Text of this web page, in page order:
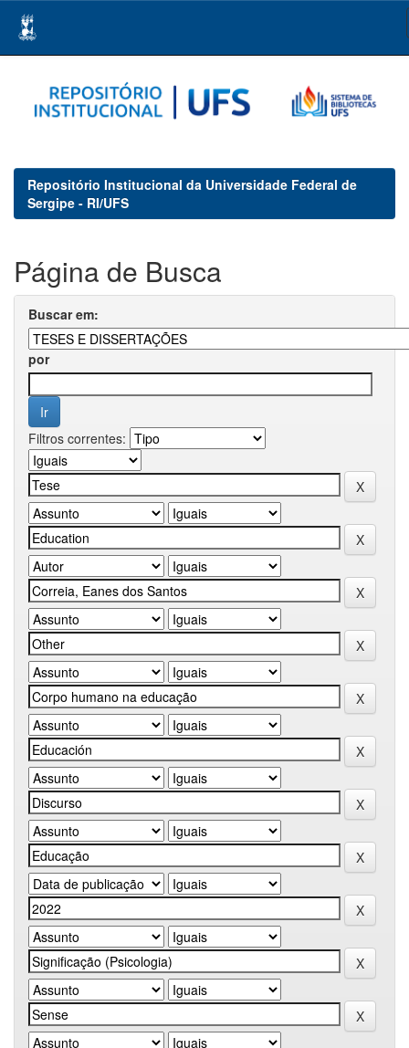
navigation
Repositório Institucional da Universidade Federal de
Sergipe - RI/UFS
Página de Busca
Buscar em:
por
Filtros correntes: